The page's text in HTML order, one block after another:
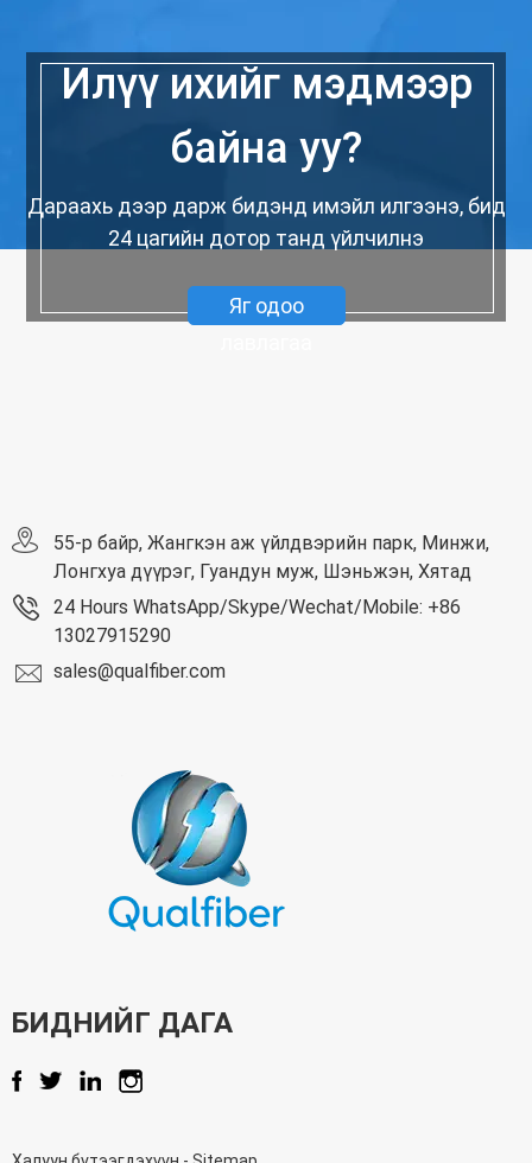
Илүү ихийг мэдмээр
байна уу?
Дараахь дээр дарж бидэнд имэйл илгээнэ, бид
24 цагийн дотор танд үйлчилнэ
Яг одоо
55-р байр, Жангкэн аж үйлдвэрийн парк, Минжи,
Лонгхуа дүүрэг, Гуандун муж, Шэньжэн, Хятад
24 Hours WhatsApp/Skype/Wechat/Mobile: +86
13027915290
sales@qualfiber.com
БИДНИЙГ ДАГА